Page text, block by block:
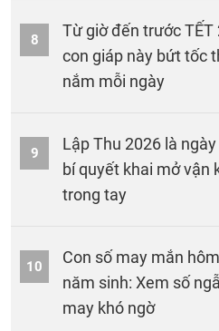
8
Từ giờ đến trước TẾT
con giáp này bứt tốc
nắm mỗi ngày
9
Lập Thu 2026 là
bí quyết khai mở vận
trong tay
10
Con số may mắn
năm sinh: Xem số
may khó ngờ